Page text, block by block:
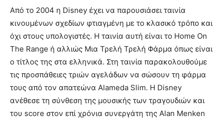
Από το 2004 η Disney έχει να παρουσιάσει ταινία
κινουμένων σχεδίων φτιαγμένη με το κλασικό τρόπο και
όχι στους υπολογιστές. Η ταινία αυτή είναι το Home On
The Range ή αλλιώς Μια Τρελή Τρελή Φάρμα όπως είναι
ο τίτλος της στα ελληνικά. Στη ταινία παρακολουθούμε
τις προσπάθειες τριών αγελάδων να σώσουν τη φάρμα
τους από τον απατεώνα Alameda Slim. Η Disney
ανέθεσε τη σύνθεση της μουσικής των τραγουδιών και
του score στον επί χρόνια συνεργάτη της Alan Menken